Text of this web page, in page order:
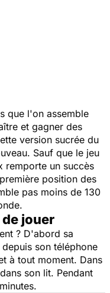
que l'on assemble
et gagner des
version sucrée du
Sauf que le jeu
remporte un succès
position des
pas moins de 130
jouer
? D'abord sa
son téléphone
à tout moment. Dans
son lit. Pendant